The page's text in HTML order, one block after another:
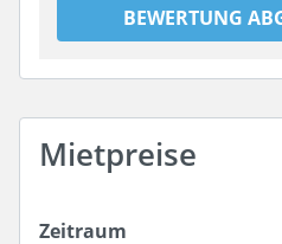
BEWERTUNG
Mietpreise